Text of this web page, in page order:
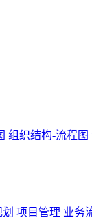
组织结构-流程图
项目管理 业务